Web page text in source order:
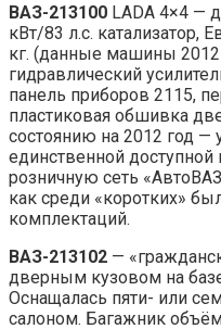
ВАЗ-213100 LADA 4×4 —
кВт/83 л.с. катализатор,
кг. (данные машины 2012
гидравлический
панель приборов 2115,
пластиковая обшивка
состоянию на 2012 год —
единственной
розничную сеть
как среди «коротких»
комплектаций.
ВАЗ-213102 —
дверным кузовом на
Оснащалась пяти- или
салоном. Багажник